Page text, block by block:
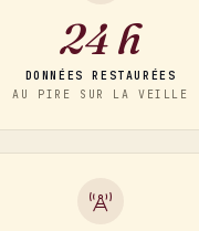
24 h
DONNÉES RESTAURÉES
AU PIRE SUR LA VEILLE